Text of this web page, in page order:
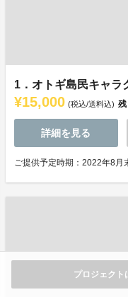
プロジェクト
1．オトギ島民キャラ
¥15,000 (税込/送料込) 残
詳細を見る
ご提供予定時期：2022年8月